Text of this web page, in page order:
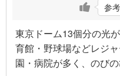
参
東京ドーム13個分の光
育館・野球場などレジ
園・病院が多く、のび